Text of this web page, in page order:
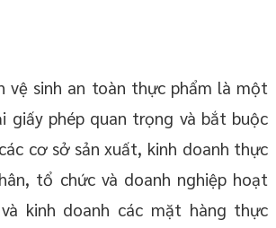
vệ sinh an toàn thực phẩm là một
giấy phép quan trọng và bắt buộc
cơ sở sản xuất, kinh doanh thực
tổ chức và doanh nghiệp hoạt
kinh doanh các mặt hàng thực